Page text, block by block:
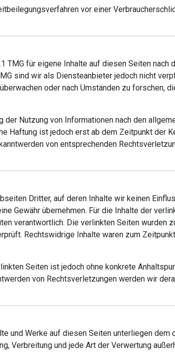
vor einer
TMG für eigene Inhalte auf diesen Seiten nach
sind wir als Diensteanbieter jedoch nicht
oder nach Umständen zu forschen,
der Nutzung von Informationen nach den
Haftung ist jedoch erst ab dem Zeitpunkt der
von entsprechenden
Dritter, auf deren Inhalte wir keinen
Gewähr übernehmen. Für die Inhalte der
verantwortlich. Die verlinkten Seiten wurden
Rechtswidrige Inhalte waren zum
Seiten ist jedoch ohne konkrete
von Rechtsverletzungen werden wir
und Werke auf diesen Seiten unterliegen dem
Verbreitung und jede Art der Verwertung